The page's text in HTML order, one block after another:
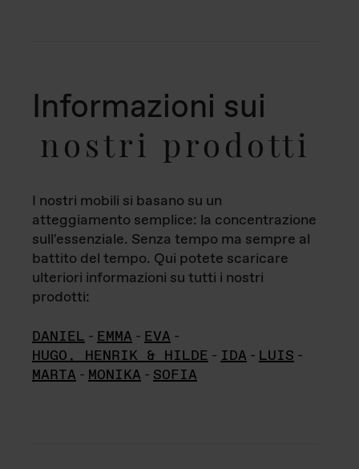
Informazioni sui
nostri prodotti
I nostri mobili si basano su un
atteggiamento semplice: la concentrazione
sull'essenziale. Senza tempo ma sempre al
battito del tempo. Qui potete scaricare
ulteriori informazioni su tutti i nostri
prodotti:
DANIEL - EMMA - EVA -
HUGO, HENRIK & HILDE - IDA - LUIS -
MARTA - MONIKA - SOFIA